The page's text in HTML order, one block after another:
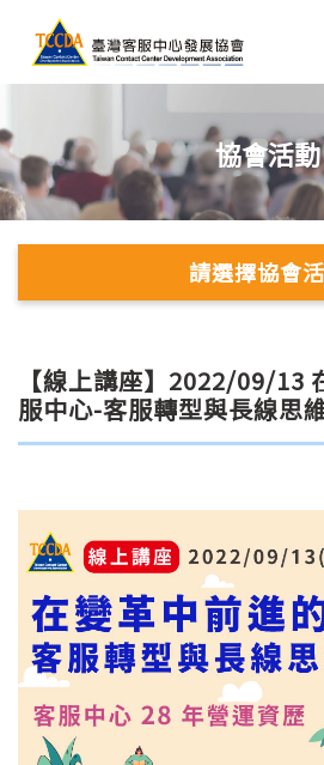
協會活動
請選擇協會
【線上講座】2022/09/13
服中心-客服轉型與長線思